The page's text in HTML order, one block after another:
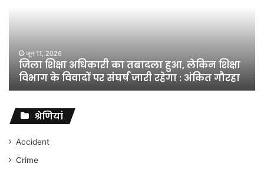
शिक्षा
विभाग
विवादों
संघर्ष
जारी
रहेगा
अंकित
जून 11, 2026
जिला शिक्षा अधिकारी का तबादला हुआ, लेकिन शिक्षा
विभाग के विवादों पर संघर्ष जारी रहेगा : अंकित गौरहा
श्रेणियां
Accident
Crime